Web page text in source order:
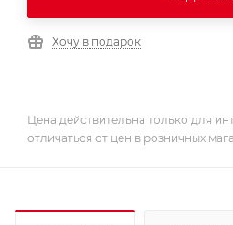
Хочу в подарок
Цена действительна только для
отличаться от цен в розничных